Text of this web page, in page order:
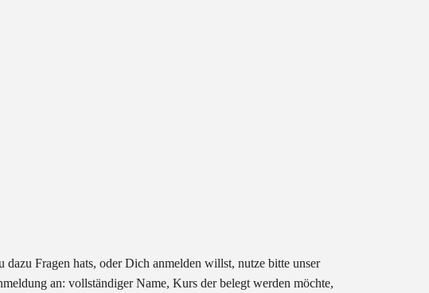
Fragen hats, oder Dich anmelden willst, nutze bitte unser
an: vollständiger Name, Kurs der belegt werden möchte,